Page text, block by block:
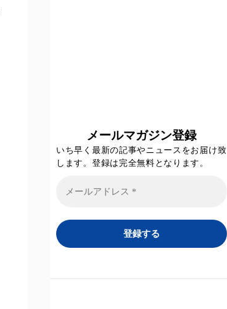
メールマガジン登録
いち早く最新の記事やニュースをお届け致
します。登録は完全無料となります。